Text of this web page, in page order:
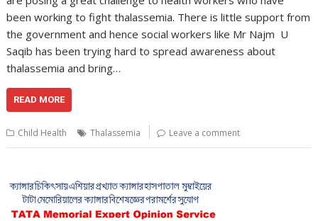
been working to fight thalassemia. There is little support from
the government and hence social workers like Mr Najm U
Saqib has been trying hard to spread awareness about
thalassemia and bring…
READ MORE
Child Health Thalassemia Leave a comment